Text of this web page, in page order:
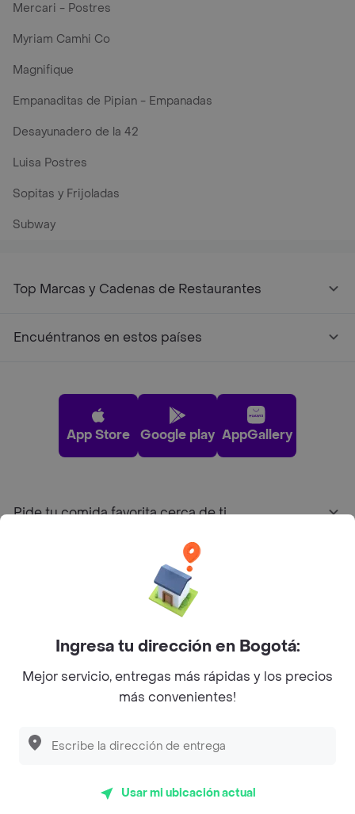
Mercari - Postres
Myriam Camhi Co
Magnifique
Empanaditas de Pipian - Empanadas
Desayunadero de la 42
Luisa Postres
Sopitas y Frijoladas
Subway
Top Marcas y Cadenas de Restaurantes
Encuéntranos en estos países
App Store Google play AppGallery
Pide tu comida favorita cerca de ti
Sobre Rappi
Facebook
Twitter
Instagram
©2026Rappi Inc. All rights reserved.
Ingresa tu dirección en Bogotá:
Mejor servicio, entregas más rápidas y los precios
más convenientes!
Usar mi ubicación actual